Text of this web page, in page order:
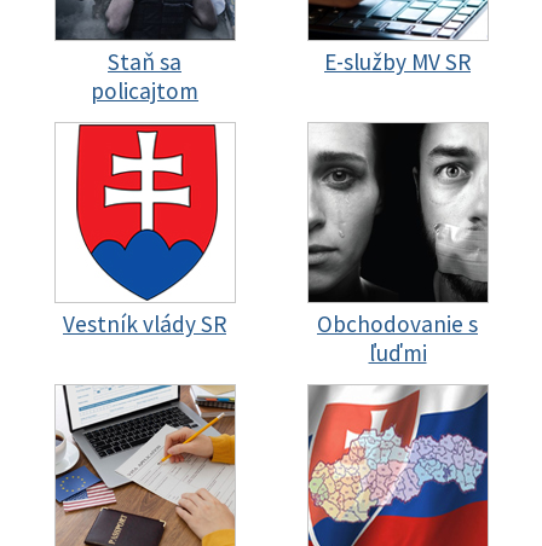
Staň sa
policajtom
E-služby MV SR
Vestník vlády SR
Obchodovanie s
ľuďmi